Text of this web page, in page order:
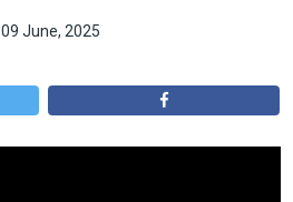
09 June, 2025